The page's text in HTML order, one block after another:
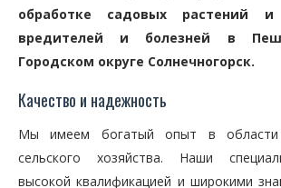
обработке садовых растений
вредителей и болезней в
Городском округе Солнечногорск.
Качество и надежность
Мы имеем богатый опыт в области
сельского хозяйства. Наши
высокой квалификацией и широкими